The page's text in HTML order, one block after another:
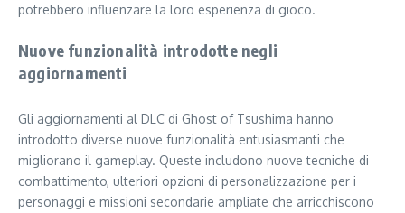
potrebbero influenzare la loro esperienza di gioco.
Nuove funzionalità introdotte negli
aggiornamenti
Gli aggiornamenti al DLC di Ghost of Tsushima hanno
introdotto diverse nuove funzionalità entusiasmanti che
migliorano il gameplay. Queste includono nuove tecniche di
combattimento, ulteriori opzioni di personalizzazione per i
personaggi e missioni secondarie ampliate che arricchiscono